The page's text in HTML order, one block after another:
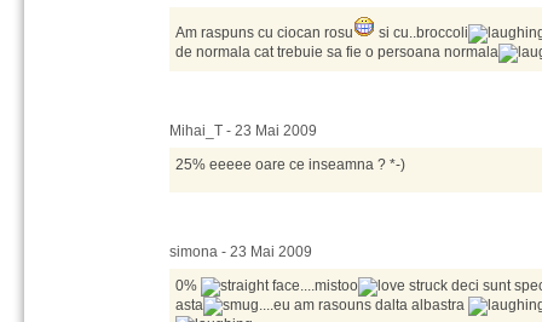
Am raspuns cu ciocan rosu
si cu..broccoli
de normala cat trebuie sa fie o persoana normala
Mihai_T - 23 Mai 2009
25% eeeee oare ce inseamna ? *-)
simona - 23 Mai 2009
0%
....mistoo
deci sunt
asta
....eu am rasouns dalta albastra